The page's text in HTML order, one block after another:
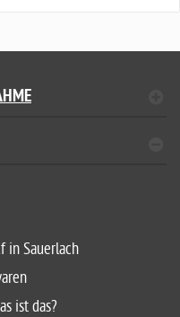
in Sauerlach
ist das?